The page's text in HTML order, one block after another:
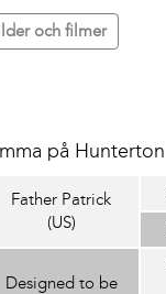
och filmer
på
Father Patrick
(US)
Designed to be